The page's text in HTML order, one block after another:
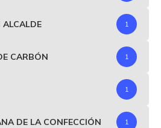
1
CARBÓN 1
1
DE LA CONFECCIÓN 1